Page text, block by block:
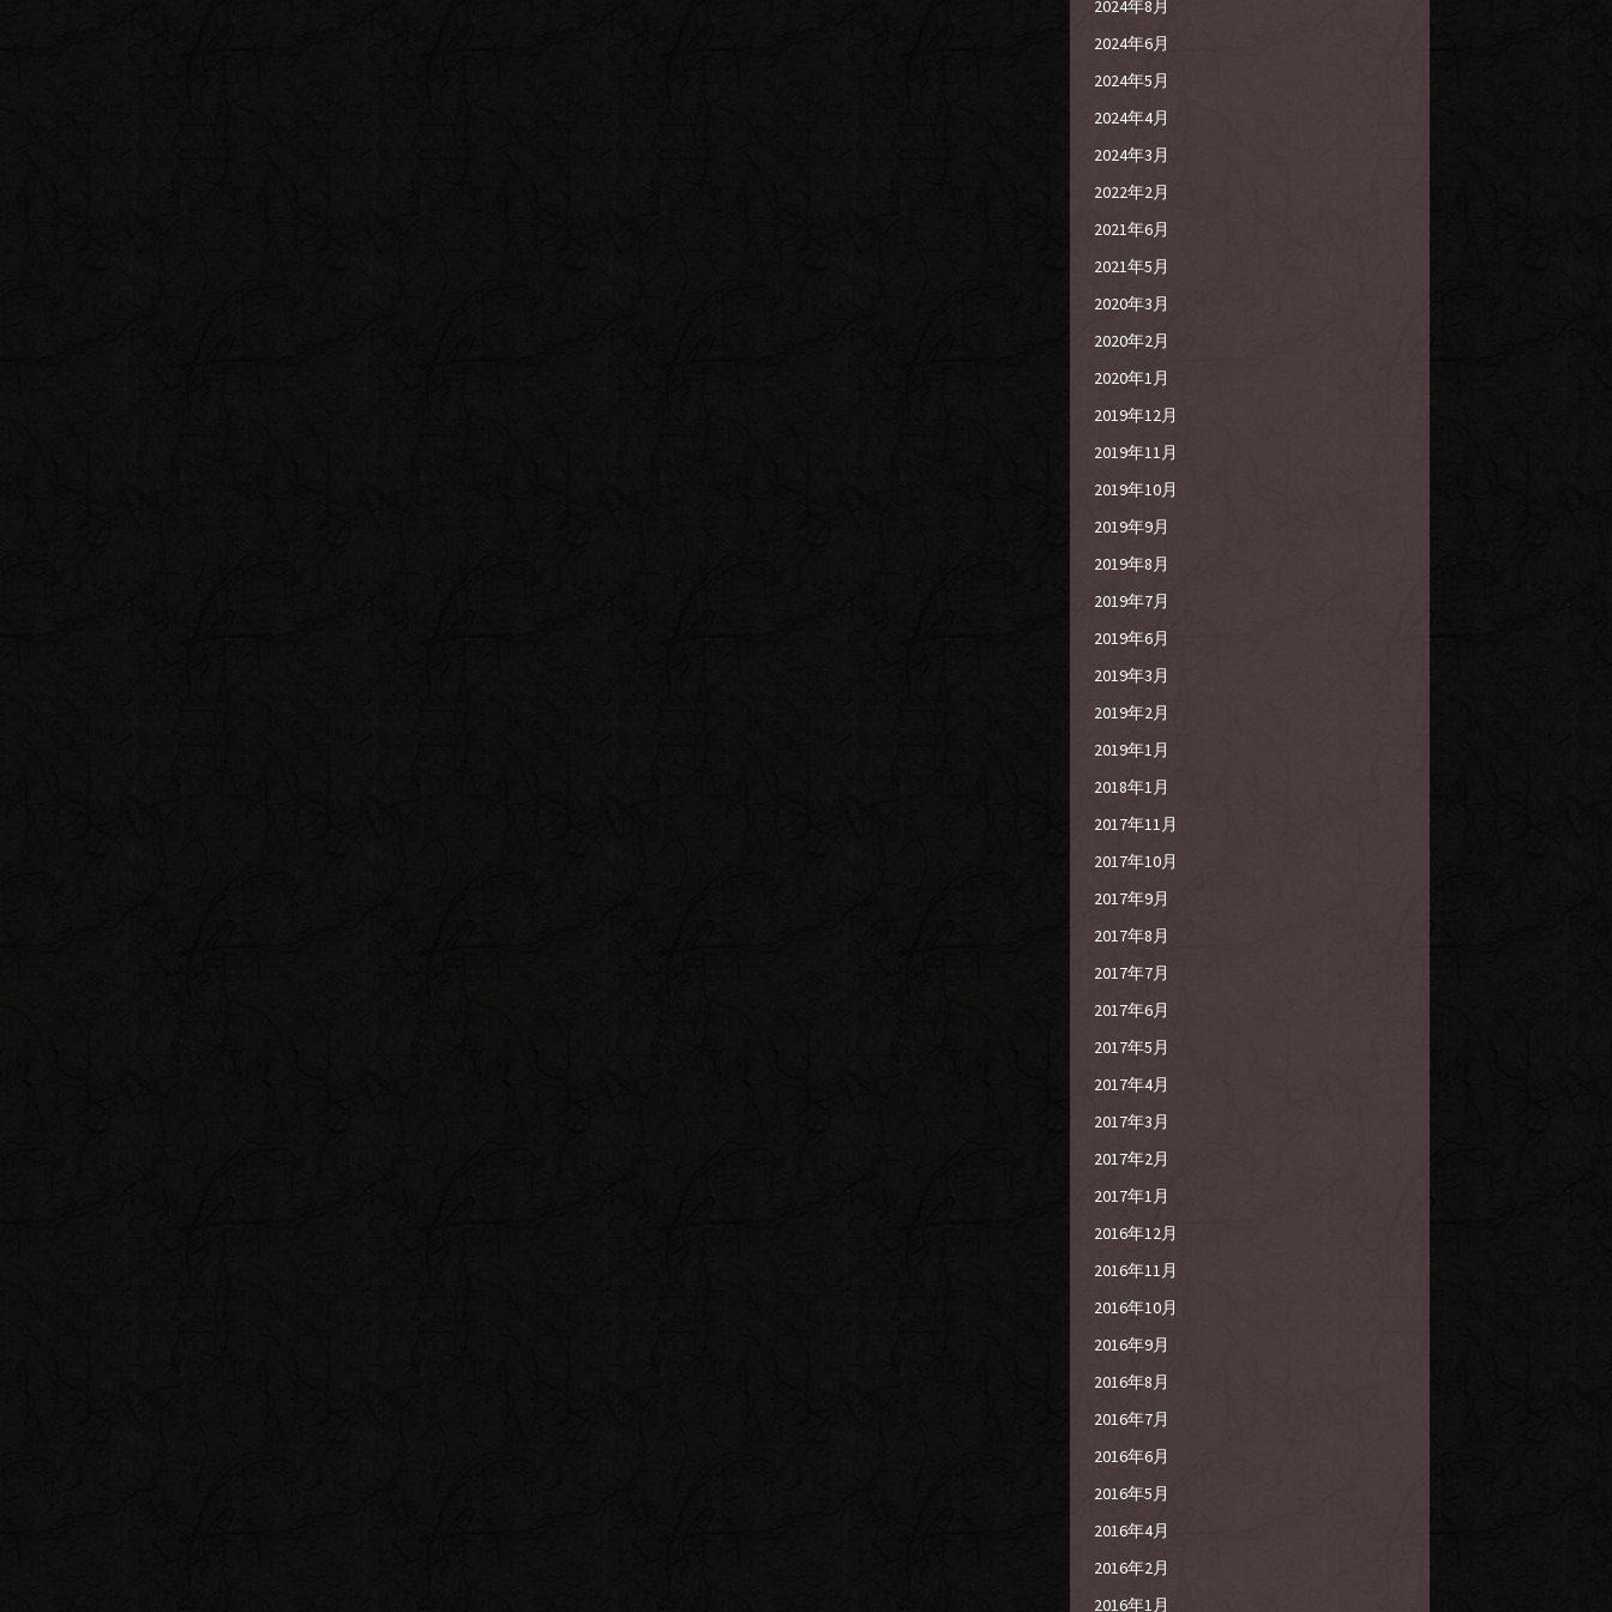
2024年8月
2024年6月
2024年5月
2024年4月
2024年3月
2022年2月
2021年6月
2021年5月
2020年3月
2020年2月
2020年1月
2019年12月
2019年11月
2019年10月
2019年9月
2019年8月
2019年7月
2019年6月
2019年3月
2019年2月
2019年1月
2018年1月
2017年11月
2017年10月
2017年9月
2017年8月
2017年7月
2017年6月
2017年5月
2017年4月
2017年3月
2017年2月
2017年1月
2016年12月
2016年11月
2016年10月
2016年9月
2016年8月
2016年7月
2016年6月
2016年5月
2016年4月
2016年2月
2016年1月